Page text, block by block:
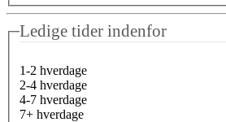
Ledige tider indenfor
1-2 hverdage
2-4 hverdage
4-7 hverdage
7+ hverdage